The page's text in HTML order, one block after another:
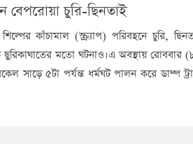
বেপরোয়া চুরি-ছিনতাই
কাঁচামাল (স্ক্র্যাপ) পরিবহনে চুরি,
ছুরিকাঘাতের মতো ঘটনাও।এ অবস্থায় রোববার
সাড়ে ৫টা পর্যন্ত ধর্মঘট পালন করে ডাম্প